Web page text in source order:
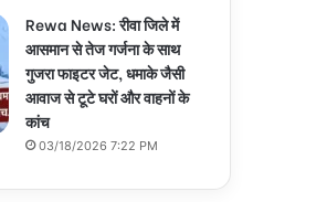
Rewa News: रीवा जिले में
आसमान से तेज गर्जना के साथ
गुजरा फाइटर जेट, धमाके जैसी
आवाज से टूटे घरों और वाहनों के
कांच
03/18/2026 7:22 PM